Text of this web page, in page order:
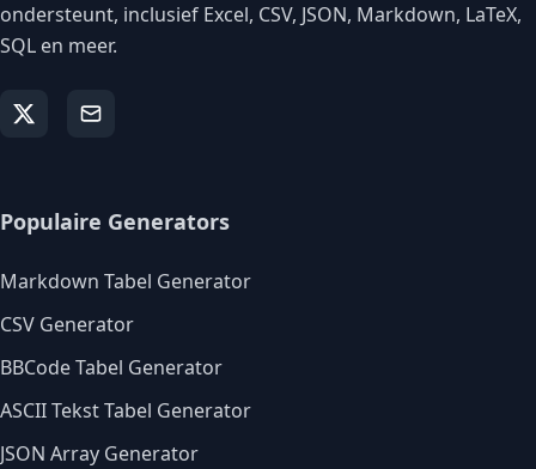
ondersteunt, inclusief Excel, CSV, JSON, Markdown, LaTeX,
SQL en meer.
Populaire Generators
Markdown Tabel Generator
CSV Generator
BBCode Tabel Generator
ASCII Tekst Tabel Generator
JSON Array Generator